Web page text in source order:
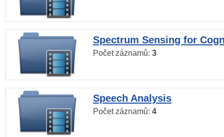
Spectrum Sensing for
Počet záznamů: 3
Speech Analysis
Počet záznamů: 4